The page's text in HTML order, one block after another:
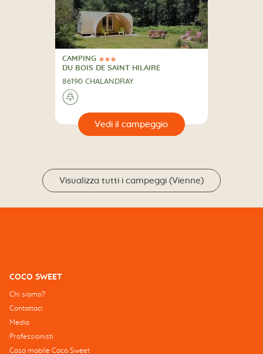
3 Stelle
CAMPING
CAMPING
DU BOIS DE SAINT HILAIRE
86190 CHALANDRAY
🌲
Visualizza tutti i campeggi (Vienne)
COCO SWEET
Chi siamo?
Contattaci
Media
Professionisti
Casa mobile Coco Sweet